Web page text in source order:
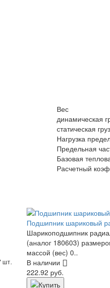
Вес
динамическая
статическая
Нагрузка
Предельная
Базовая
Расчетный
шт.
Подшипник шариковый
Шарикоподшипник
(аналог 180603)
массой (вес) 0..
В наличии
222.92 руб.